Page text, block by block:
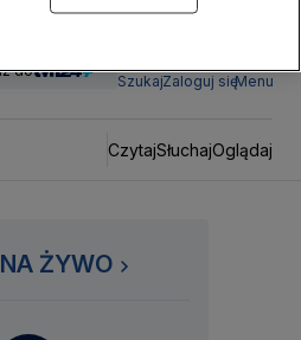
do
SzukajZaloguj sięMenu
CzytajSłuchajOglądaj
ŻYWO